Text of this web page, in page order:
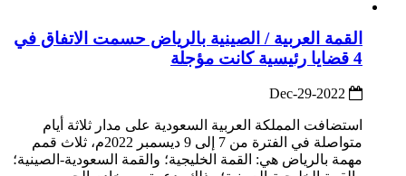
القمة العربية / الصينية بالرياض حسمت الاتفاق في
4 قضايا رئيسية كانت مؤجلة
استضافت المملكة العربية السعودية على مدار ثلاثة أيام
متواصلة في الفترة من 7 إلى 9 ديسمبر 2022م، ثلاث قمم
مهمة بالرياض هي: القمة الخليجية؛ والقمة السعودية-الصينية؛